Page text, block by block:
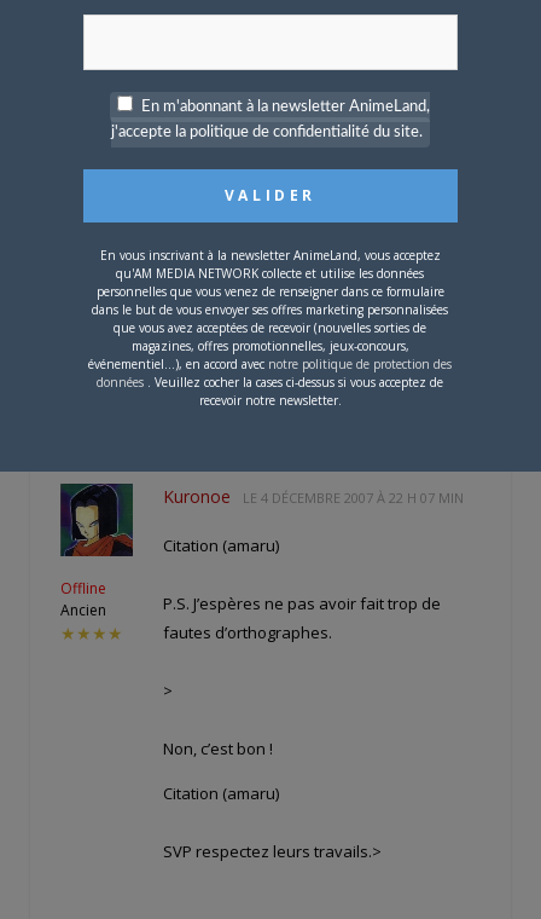
dans ma mains.
Sauvons notre esprit et soyons légale
envers la loi.
Mettez-vous a la place des auteurs et
essayez de penser leurs indignations.
SVP respectez leurs travails.
P.S. J’espères ne pas avoir fait trop de
fautes d’orthographes.
Edité par amaru le 04-12-2007 à 20:45
Offline
Ancien
★★★★
Kuronoe LE 4 DÉCEMBRE 2007 À 22 H 07 MIN
Citation (amaru)
P.S. J’espères ne pas avoir fait trop de
fautes d’orthographes.
>
Non, c’est bon !
Citation (amaru)
SVP respectez leurs travails.>
En m'abonnant à la newsletter AnimeLand,
j'accepte la politique de confidentialité du site.
En vous inscrivant à la newsletter AnimeLand, vous acceptez
qu'AM MEDIA NETWORK collecte et utilise les données
personnelles que vous venez de renseigner dans ce formulaire
dans le but de vous envoyer ses offres marketing personnalisées
que vous avez acceptées de recevoir (nouvelles sorties de
magazines, offres promotionnelles, jeux-concours,
événementiel...), en accord avec notre politique de protection des
données . Veuillez cocher la cases ci-dessus si vous acceptez de
recevoir notre newsletter.